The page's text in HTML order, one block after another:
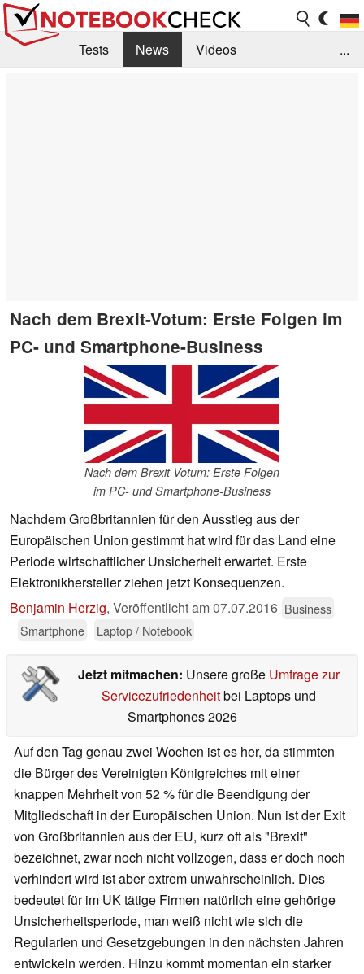
Tests News
Videos
...
Nach dem Brexit-Votum: Erste Folgen im
PC- und Smartphone-Business
Nach dem Brexit-Votum: Erste Folgen
im PC- und Smartphone-Business
Nachdem Großbritannien für den Ausstieg aus der
Europäischen Union gestimmt hat wird für das Land eine
Periode wirtschaftlicher Unsicherheit erwartet. Erste
Elektronikhersteller ziehen jetzt Konsequenzen.
Benjamin Herzig, Veröffentlicht am07.07.2016 Business
Smartphone
Laptop / Notebook
Jetzt mitmachen: Unsere große Umfrage zur
Servicezufriedenheitbei Laptops und
Smartphones 2026
Auf den Tag genau zwei Wochen ist es her, da stimmten
die Bürger des Vereinigten Königreiches mit einer
knappen Mehrheit von 52 % für die Beendigung der
Mitgliedschaft in der Europäischen Union. Nun ist der Exit
von Großbritannien aus der EU, kurz oft als "Brexit"
bezeichnet, zwar noch nicht vollzogen, dass er doch noch
verhindert wird ist aber extrem unwahrscheinlich. Dies
bedeutet für im UK tätige Firmen natürlich eine gehörige
Unsicherheitsperiode, man weiß nicht wie sich die
Regularien und Gesetzgebungen in den nächsten Jahren
entwickeln werden. Hinzu kommt momentan ein starker